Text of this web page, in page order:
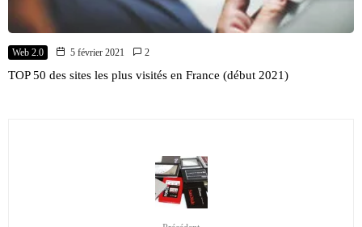
Web 2.0 5 février 2021 2
TOP 50 des sites les plus visités en France (début 2021)